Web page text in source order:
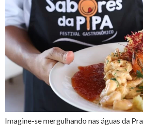
Imagine-se mergulhando nas águas da